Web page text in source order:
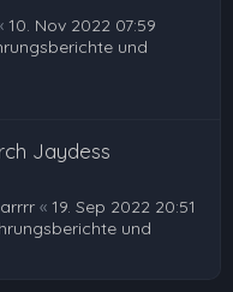
10. Nov 2022 07:59
und
Jaydess
« 19. Sep 2022 20:51
und